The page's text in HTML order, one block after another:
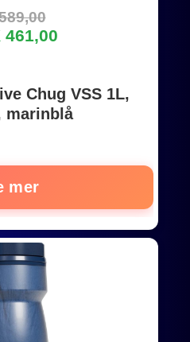
461,00
Chug VSS 1L,
marinblå
mer